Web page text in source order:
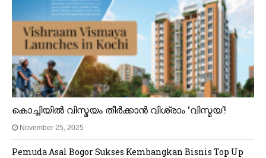
കൊച്ചിയിൽ വിസ്മയം തീർക്കാൻ വിശ്രാം ‘വിസ്മയ’!
November 25, 2025
Pemuda Asal Bogor Sukses Kembangkan Bisnis Top Up